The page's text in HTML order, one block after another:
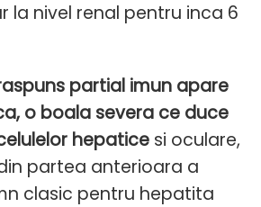
la nivel renal pentru inca 6
partial imun apare
o boala severa ce duce
hepatice si oculare,
partea anterioara a
clasic pentru hepatita